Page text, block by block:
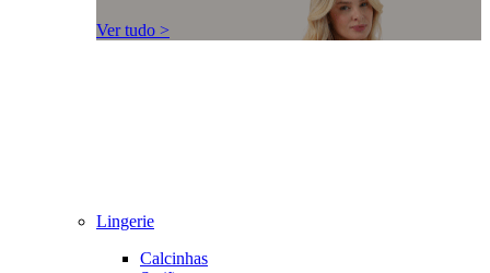
Ver tudo >
Lingerie
Calcinhas